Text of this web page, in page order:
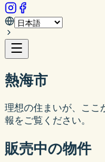
熱海市
理想の住まいが、ここ
報をご覧ください。
販売中の物件